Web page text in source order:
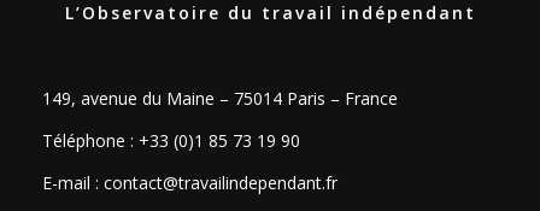
L’Observatoire du travail indépendant
149, avenue du Maine – 75014 Paris – France
Téléphone : +33 (0)1 85 73 19 90
E-mail : contact@travailindependant.fr